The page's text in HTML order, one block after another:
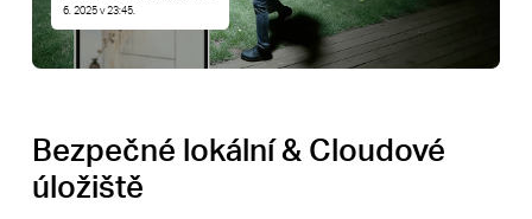
6. 2025 v 23:45.
Bezpečné lokální & Cloudové
úložiště